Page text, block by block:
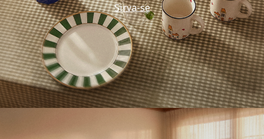
Sirva-se